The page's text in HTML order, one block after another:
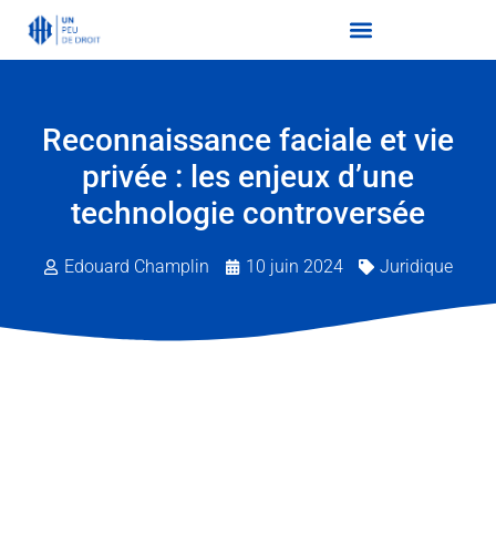
Reconnaissance faciale et vie
privée : les enjeux d’une
technologie controversée
Edouard Champlin 10 juin 2024 Juridique